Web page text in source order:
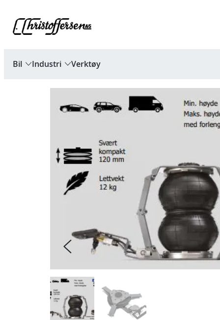
innhold
Bil Industri Verktøy